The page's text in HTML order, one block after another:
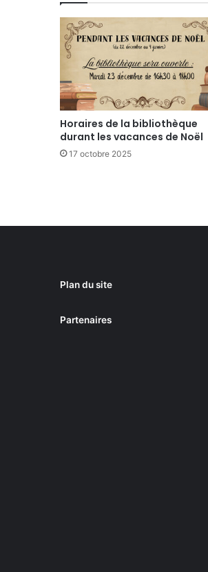
Horaires de la bibliothèque
durant les vacances de Noël
17 octobre 2025
Plan du site
Partenaires